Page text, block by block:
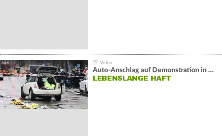
Auto-Anschlag auf Demonstration in München:
LEBENSLANGE HAFT